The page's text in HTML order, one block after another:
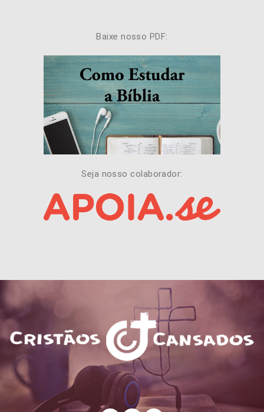
Baixe nosso PDF:
Seja nosso colaborador: